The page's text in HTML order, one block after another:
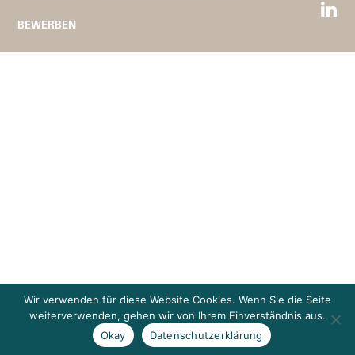
BEWERBEN
Wir verwenden für diese Website Cookies. Wenn Sie die Seite
weiterverwenden, gehen wir von Ihrem Einverständnis aus.
Okay
Datenschutzerklärung